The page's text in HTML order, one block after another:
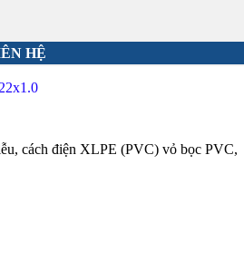
HỆ
cách điện XLPE (PVC) vỏ bọc PVC,